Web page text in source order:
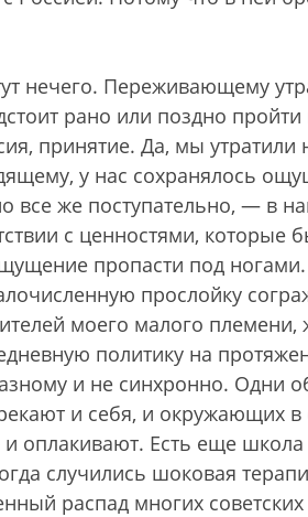
нечего. Переживающему
рано или поздно
принятие. Да, мы утратили
у нас сохранялось
все же поступательно, — в
с ценностями, которые
пропасти под
прослойку
моего малого племени,
политику на
и не синхронно. Одни
и себя, и окружающих в
оплакивают. Есть еще
случились шоковая
распад многих